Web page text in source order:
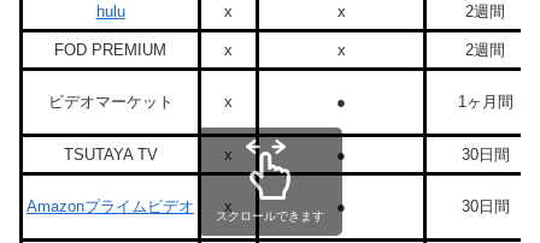
hulu x x 2週間
FOD PREMIUM x x 2週間
ビデオマーケット x ● 1ヶ月間
TSUTAYA TV x ● 30日間
Amazonプライムビデオ x ● 30日間
スクロールできます